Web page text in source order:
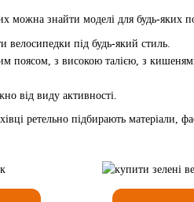
можна знайти моделі для будь-яких
велосипедки під будь-який стиль.
поясом, з високою талією, з
від виду активності.
ретельно підбирають матеріали,